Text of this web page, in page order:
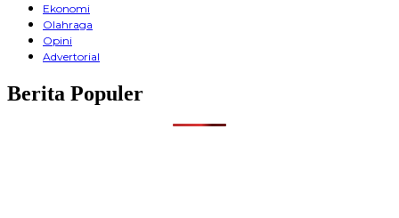
Ekonomi
Olahraga
Opini
Advertorial
Berita Populer